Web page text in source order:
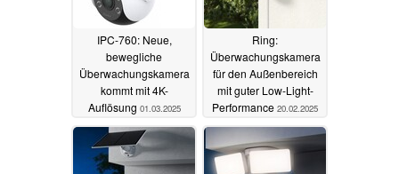
IPC-760: Neue,
bewegliche
Überwachungskamera
kommt mit 4K-
Auflösung 01.03.2025
Ring:
Überwachungskamera
für den Außenbereich
mit guter Low-Light-
Performance 20.02.2025